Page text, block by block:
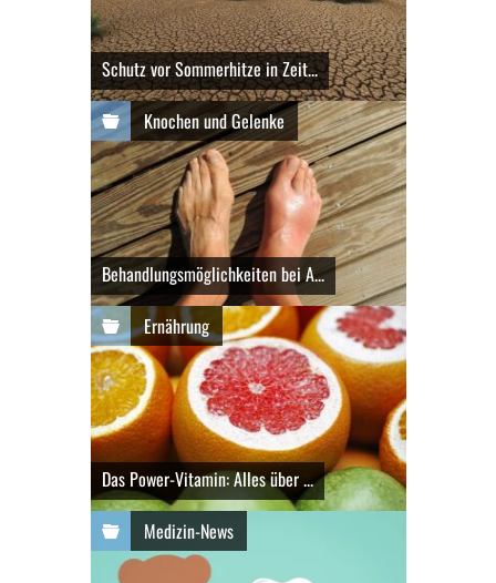
Schutz vor Sommerhitze in Zeit...
Knochen und Gelenke
Behandlungsmöglichkeiten bei A...
Ernährung
Das Power-Vitamin: Alles über ...
Medizin-News